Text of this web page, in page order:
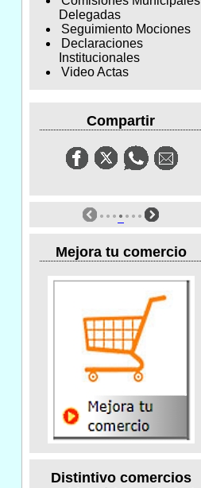
Delegadas
Seguimiento Mociones
Declaraciones
Institucionales
Video Actas
Compartir
Mejora tu comercio
Distintivo comercios